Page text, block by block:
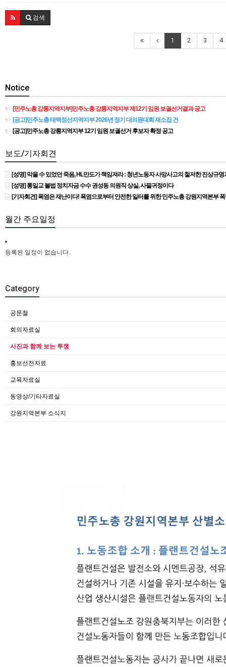
검색
1 2 3 4
Notice
[민주노총 강릉지역지부]민주노총 강릉지역지부 제12기 임원 보궐선거결과 공고
[공고]민주노총 태백정선지역지부 2026년 정기 대의원대회 재소집 건
[공고]민주노총 강릉지역지부 12기 임원 보궐선거 후보자 확정 공고
보도/기자회견
[성명] 막을 수 있었던 죽음, HL만도가 책임져라 : 청년노동자 사망사고의 철저한 진상규
[성명] 통일교 불법 정치자금 수수 권성동 의원직 상실, 사필귀정이다
[기자회견] 폭염은 재난이다! 폭염으로부터 안전한 일터를 위한 민주노총 강원지역본부
월간 주요일정
등록된 일정이 없습니다.
Category
공문철
회의자료실
사진과 함께 보는 투쟁
홍보선전자료
교육자료실
동영상/기타자료실
강원지역본부 소식지